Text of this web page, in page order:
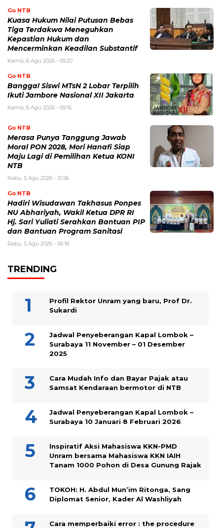
Go NTB
Kuasa Hukum Nilai Putusan Bebas
Tiga Terdakwa Meneguhkan
Kepastian Hukum dan
Mencerminkan Keadilan Substantif
Kamis, 6 Agu 2026 - 09:20
Go NTB
Bangga! Siswi MTsN 2 Lobar Terpilih
Ikuti Jambore Nasional XII Jakarta
Kamis, 6 Agu 2026 - 09:16
Go NTB
Merasa Punya Tanggung Jawab
Moral PON 2028, Mori Hanafi Siap
Maju Lagi di Pemilihan Ketua KONI
NTB
Rabu, 5 Agu 2026 - 10:56
Go NTB
Hadiri Wisudawan Takhasus Ponpes
NU Abhariyah, Wakil Ketua DPR RI
Hj. Sari Yuliati Serahkan Bantuan PIP
dan Bantuan Program Sanitasi
Rabu, 5 Agu 2026 - 06:18
TRENDING
Profil Rektor Unram yang baru, Prof Dr.
Sukardi
Jadwal Penyeberangan Kapal Lombok –
Surabaya 11 November – 01 Desember
2025
Cara Mudah Info dan Bayar Pajak atau
Samsat Kendaraan bermotor di NTB
Jadwal Penyeberangan Kapal Lombok –
Surabaya 10 Januari 8 Februari 2026
Inspiratif Aksi Mahasiswa KKN-PMD
Unram bersama Mahasiswa KKN IAIH
Tanam 1000 Pohon di Desa Gunung Rajak
TOKOH: H. Abdul Mun’im Ritonga, Sang
Diplomat Senior, Kader Al Washliyah
Cara memperbaiki error : the procedure